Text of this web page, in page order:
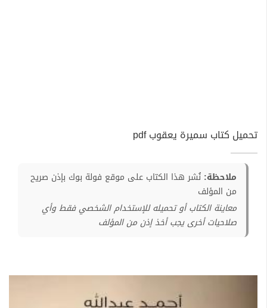
تحميل كتاب سميرة يعقوب pdf
ملاحظة: نُشر هذا الكتاب على موقع فولة بوك بإذن صريح
من المؤلف
معاينة الكتاب أو تحميله للإستخدام الشخصي فقط وأي
صلاحيات أخرى يجب أخذ إذن من المؤلف